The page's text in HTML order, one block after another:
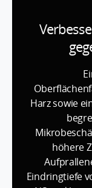
Harz sowie
höhere
Eindringtiefe